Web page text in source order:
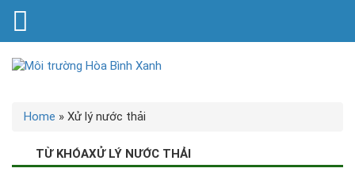
Home » Xử lý nước thải
TỪ KHÓAXỬ LÝ NƯỚC THẢI